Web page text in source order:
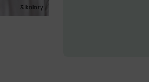
3 kolory